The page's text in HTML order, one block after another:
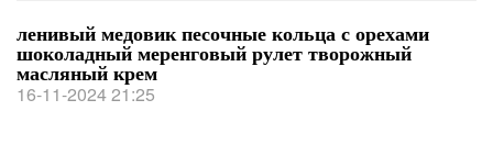
ленивый медовик песочные кольца с орехами
шоколадный меренговый рулет творожный
масляный крем
16-11-2024 21:25